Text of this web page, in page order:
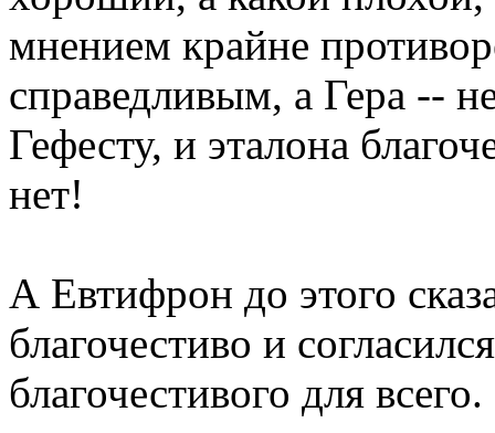
мнением крайне
справедливым, а Гера --
Гефесту, и эталона
нет!
А Евтифрон до этого
благочестиво и
благочестивого для всего.